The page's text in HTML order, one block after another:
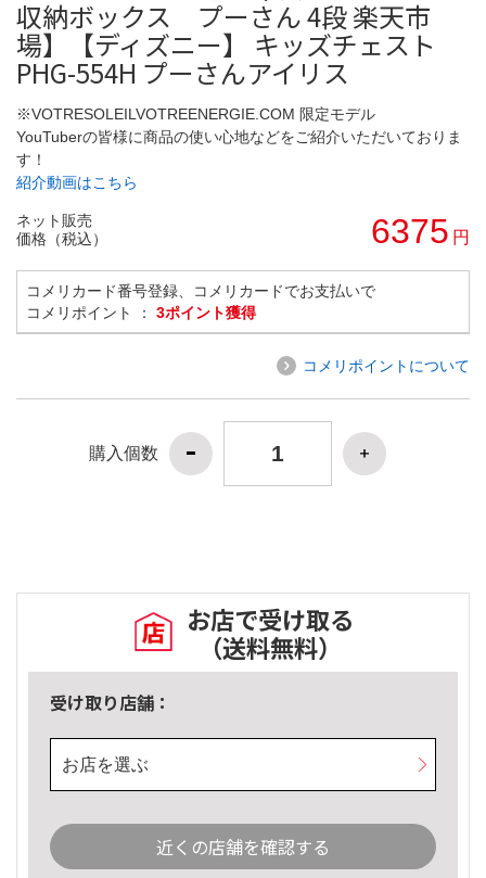
収納ボックス プーさん 4段 楽天市
場】【ディズニー】 キッズチェスト
PHG-554H プーさんアイリス
※VOTRESOLEILVOTREENERGIE.COM 限定モデル
YouTuberの皆様に商品の使い心地などをご紹介いただいておりま
す！
紹介動画はこちら
ネット販売
価格（税込）
6375 円
コメリカード番号登録、コメリカードでお支払いで
コメリポイント ： 3ポイント獲得
コメリポイントについて
購入個数
お店で受け取る
（送料無料）
受け取り店舗：
お店を選ぶ
近くの店舗を確認する